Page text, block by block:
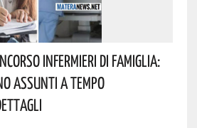
Infermieri Di Famiglia:
Assunti A Tempo